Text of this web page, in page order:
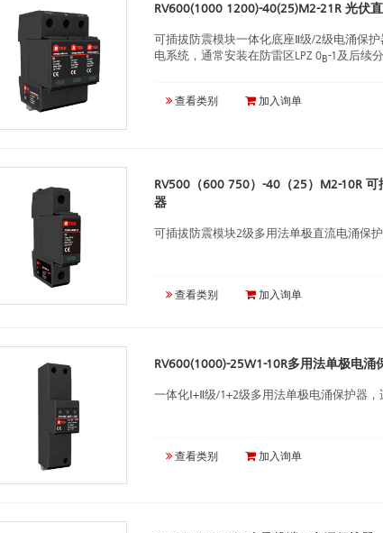
RV600(1000 1200)-40(25)M2-21R 光伏
可插拔防震模块一体化底座Ⅱ级/2级电涌保
电系统，通常安装在防雷区LPZ 0B-1及后续
查看类别 加入询单
RV500（600 750）-40（25）M2-10R
器
可插拔防震模块2级多用法单极直流电涌保
查看类别 加入询单
RV600(1000)-25W1-10R多用法单极电涌
一体化Ⅰ+Ⅱ级/1+2级多用法单极电涌保护器
查看类别 加入询单